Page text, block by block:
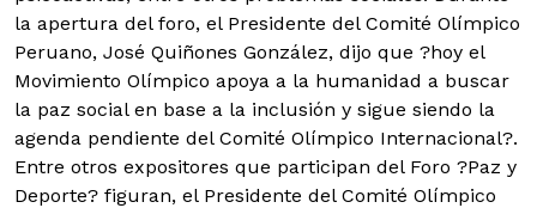
la apertura del foro, el Presidente del Comité Olímpico
Peruano, José Quiñones González, dijo que ?hoy el
Movimiento Olímpico apoya a la humanidad a buscar
la paz social en base a la inclusión y sigue siendo la
agenda pendiente del Comité Olímpico Internacional?.
Entre otros expositores que participan del Foro ?Paz y
Deporte? figuran, el Presidente del Comité Olímpico